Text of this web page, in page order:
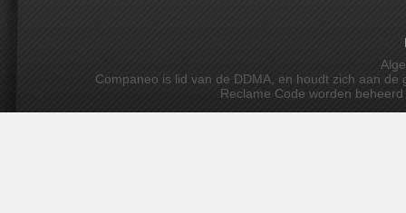
Companeo is lid van de DDMA, en houdt zich aan
Reclame Code worden